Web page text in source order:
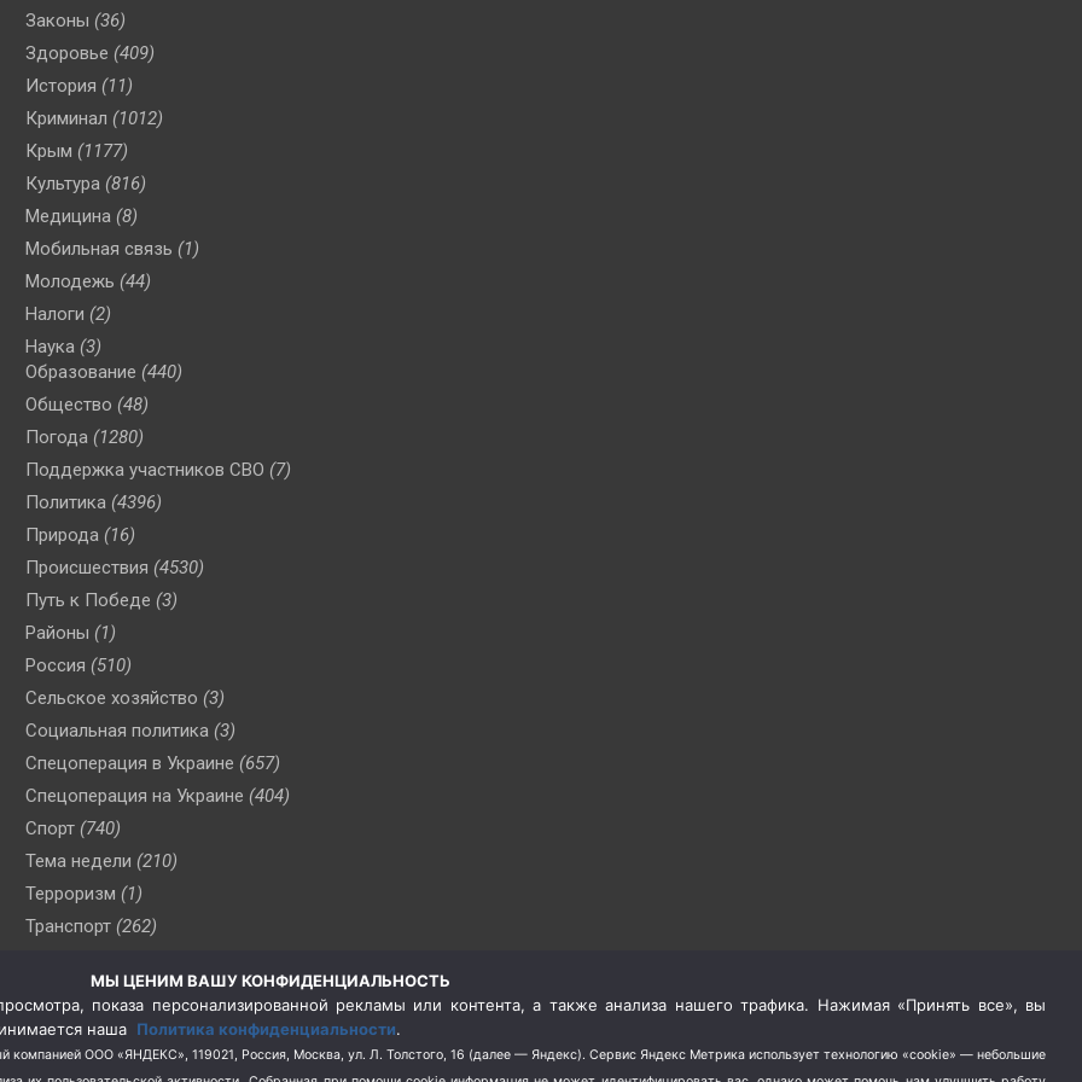
Законы (36)
Здоровье (409)
История (11)
Криминал (1012)
Крым (1177)
Культура (816)
Медицина (8)
Мобильная связь (1)
Молодежь (44)
Налоги (2)
Наука (3)
Образование (440)
Общество (48)
Погода (1280)
Поддержка участников СВО (7)
Политика (4396)
Природа (16)
Происшествия (4530)
Путь к Победе (3)
Районы (1)
Россия (510)
Сельское хозяйство (3)
Социальная политика (3)
Спецоперация в Украине (657)
Спецоперация на Украине (404)
Спорт (740)
Тема недели (210)
Терроризм (1)
Транспорт (262)
(76)
Цены (2)
Школа и спорт (2)
МЫ ЦЕНИМ ВАШУ КОНФИДЕНЦИАЛЬНОСТЬ
показа персонализированной рекламы или контента, а также анализа нашего трафика. Нажимая «Принять все», вы
наша Политика конфиденциальности.
компанией ООО «ЯНДЕКС», 119021, Россия, Москва, ул. Л. Толстого, 16 (далее — Яндекс). Сервис Яндекс Метрика использует технологию «cookie» — небольшие